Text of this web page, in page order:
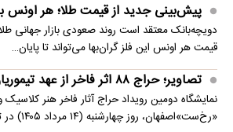
پیش‌بینی جدید از قیمت طلا؛ هر اونس به ۴۷۰۰ دلار
دویچه‌بانک معتقد است روند صعودی بازار جهانی
قیمت هر اونس این فلز گران‌بها می‌تواند تا پایان…
تصاویر؛ حراج ۸۸ اثر فاخر از عهد تیموریان تا دوره معاصر
نمایشگاه دومین رویداد حراج آثار فاخر هنر
«رخ‌ست»اصفهان، روز چهارشنبه (۱۴ مرداد ۱۴۰۵) در تالار هنر هتل…